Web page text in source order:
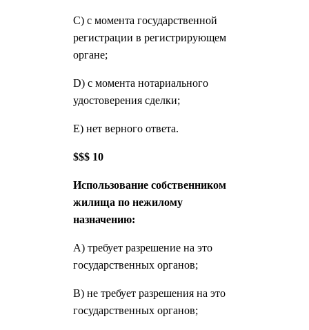
С) с момента государственной
регистрации в регистрирующем
органе;
D) с момента нотариального
удостоверения сделки;
Е) нет верного ответа.
$$$ 10
Использование собственником
жилища по нежилому
назначению:
A) требует разрешение на это
государственных органов;
B) не требует разрешения на это
государственных органов;